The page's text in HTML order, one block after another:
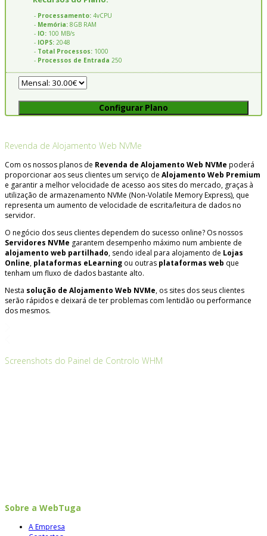
- Processamento: 4vCPU
- Memória: 8GB RAM
- IO: 100 MB/s
- IOPS: 2048
- Total Processos: 1000
- Processos de Entrada 250
Configurar Plano
Revenda de Alojamento Web NVMe
Com os nossos planos de Revenda de Alojamento Web NVMe poderá
proporcionar aos seus clientes um serviço de Alojamento Web Premium
e garantir a melhor velocidade de acesso aos sites do mercado, graças à
utilização de armazenamento NVMe (Non-Volatile Memory Express), que
representa um aumento de velocidade de escrita/leitura de dados no
servidor.
O negócio dos seus clientes dependem do sucesso online? Os nossos
Servidores NVMe garantem desempenho máximo num ambiente de
alojamento web partilhado, sendo ideal para alojamento de Lojas
Online, plataformas eLearning ou outras plataformas web que
tenham um fluxo de dados bastante alto.
Nesta solução de Alojamento Web NVMe, os sites dos seus clientes
serão rápidos e deixará de ter problemas com lentidão ou performance
dos mesmos.
Screenshots do Painel de Controlo WHM
Sobre a WebTuga
A Empresa